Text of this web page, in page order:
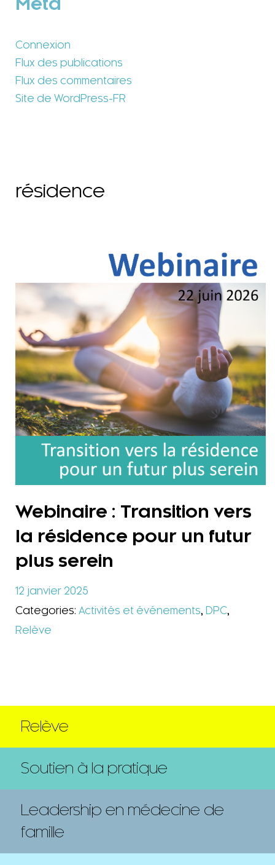
Méta
Connexion
Flux des publications
Flux des commentaires
Site de WordPress-FR
résidence
Webinaire : Transition vers
la résidence pour un futur
plus serein
12 janvier 2025
Categories: Activités et événements, DPC,
Relève
Relève
Soutien à la pratique
Leadership en médecine de
famille